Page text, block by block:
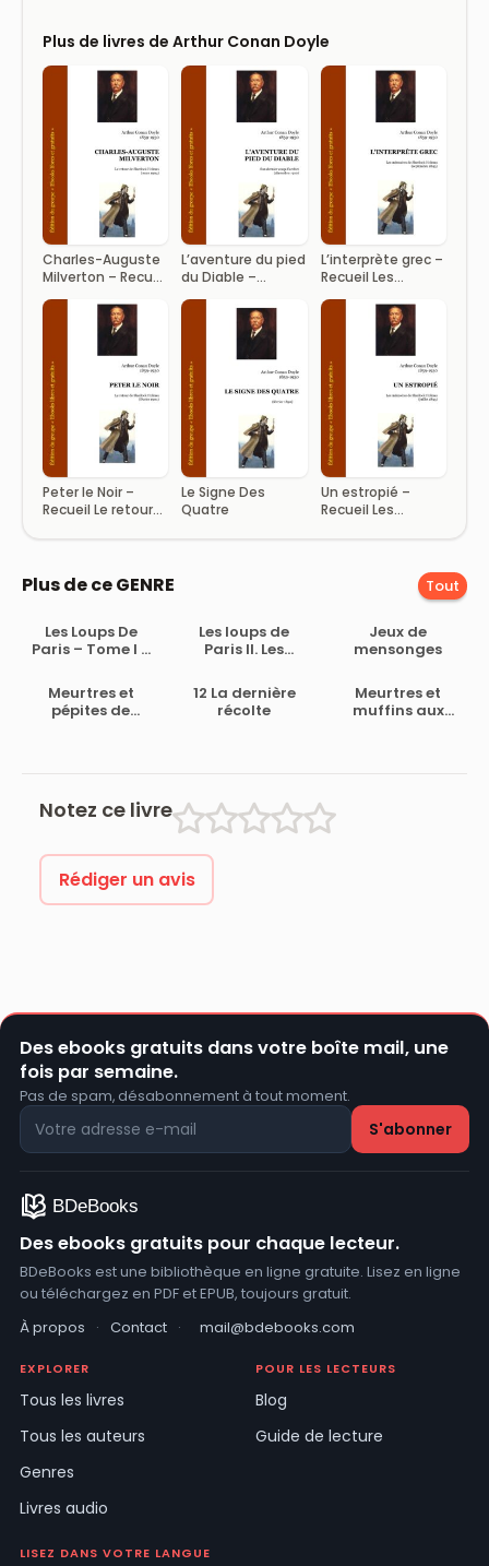
Plus de livres de Arthur Conan Doyle
Charles-Auguste
Milverton – Recueil
Sherlock Holmes
L’aventure du pied
du Diable –
dernier coup
L’interprète grec –
Recueil Les
Sherlock Holmes
Peter le Noir –
Recueil Le retour
Le Signe Des
Quatre
Un estropié –
Recueil Les
Plus de ce GENRE Tout
Les Loups De
Paris – Tome I –
Morts
Les loups de
Paris II. Les
Jeux de
mensonges
Meurtres et
pépites de
12 La dernière
récolte
Meurtres et
muffins aux
Notez ce livre
Rédiger un avis
Des ebooks gratuits dans votre boîte mail, une
fois par semaine.
Pas de spam, désabonnement à tout moment.
Des ebooks gratuits pour chaque lecteur.
BDeBooks est une bibliothèque en ligne gratuite. Lisez en ligne
ou téléchargez en PDF et EPUB, toujours gratuit.
À propos
· Contact · mail@bdebooks.com
EXPLORER
Tous les livres
Tous les auteurs
Genres
Livres audio
POUR LES LECTEURS
Blog
Guide de lecture
LISEZ DANS VOTRE LANGUE